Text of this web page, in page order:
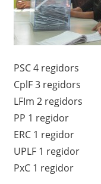
PSC 4 regidors
CplF 3 regidors
LFIm 2 regidors
PP 1 regidor
ERC 1 regidor
UPLF 1 regidor
PxC 1 regidor